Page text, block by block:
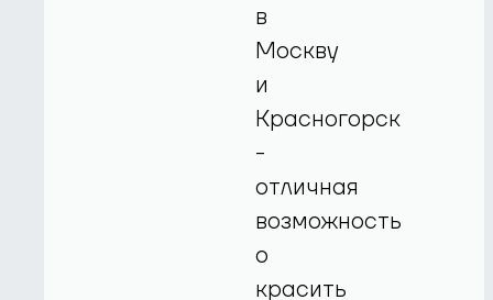
в
Москву
и
Красногорск
-
отличная
возможность
о
красить